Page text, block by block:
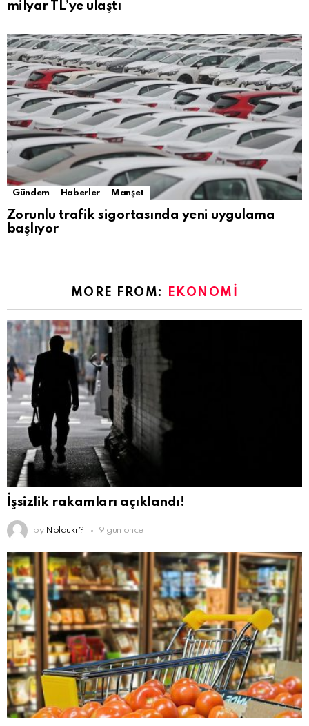
milyar TL’ye ulaştı
Gündem Haberler Manşet
Zorunlu trafik sigortasında yeni uygulama
başlıyor
MORE FROM: EKONOMI
İşsizlik rakamları açıklandı!
by Nolduki ? 9 gün önce